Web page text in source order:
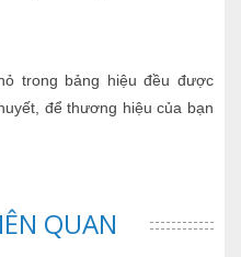
trong bảng hiệu đều được
để thương hiệu của bạn
QUAN